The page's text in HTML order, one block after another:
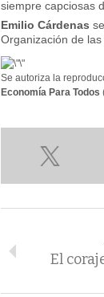
siempre capciosas
Emilio Cárdenas
Organización de las
Se autoriza la
Economía Para Todos
El